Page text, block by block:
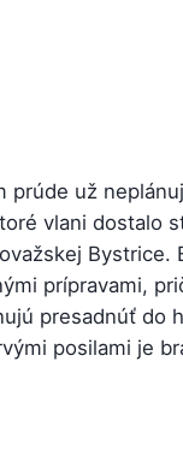
prúde už
vlani dostalo
Bystrice.
prípravami,
presadnúť do
posilami je